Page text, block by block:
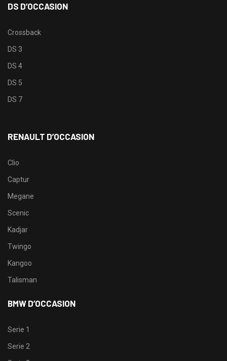
DS D’OCCASION
Crossback
DS 3
DS 4
DS 5
DS 7
RENAULT D’OCCASION
Clio
Captur
Megane
Scenic
Kadjar
Twingo
Kangoo
Talisman
BMW D’OCCASION
Serie 1
Serie 2